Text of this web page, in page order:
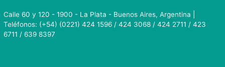
Calle 60 y 120 - 1900 - La Plata - Buenos Aires, Argentina |
Teléfonos: (+54) (0221) 424 1596 / 424 3068 / 424 2711 / 423
6711 / 639 8397